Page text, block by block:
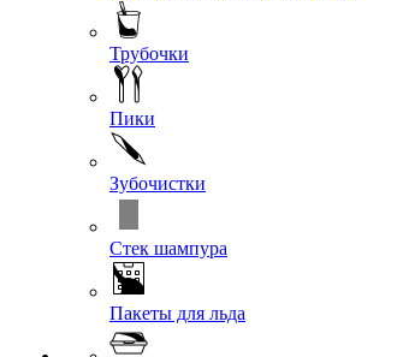
Трубочки
Пики
Зубочистки
Стек шампура
Пакеты для льда